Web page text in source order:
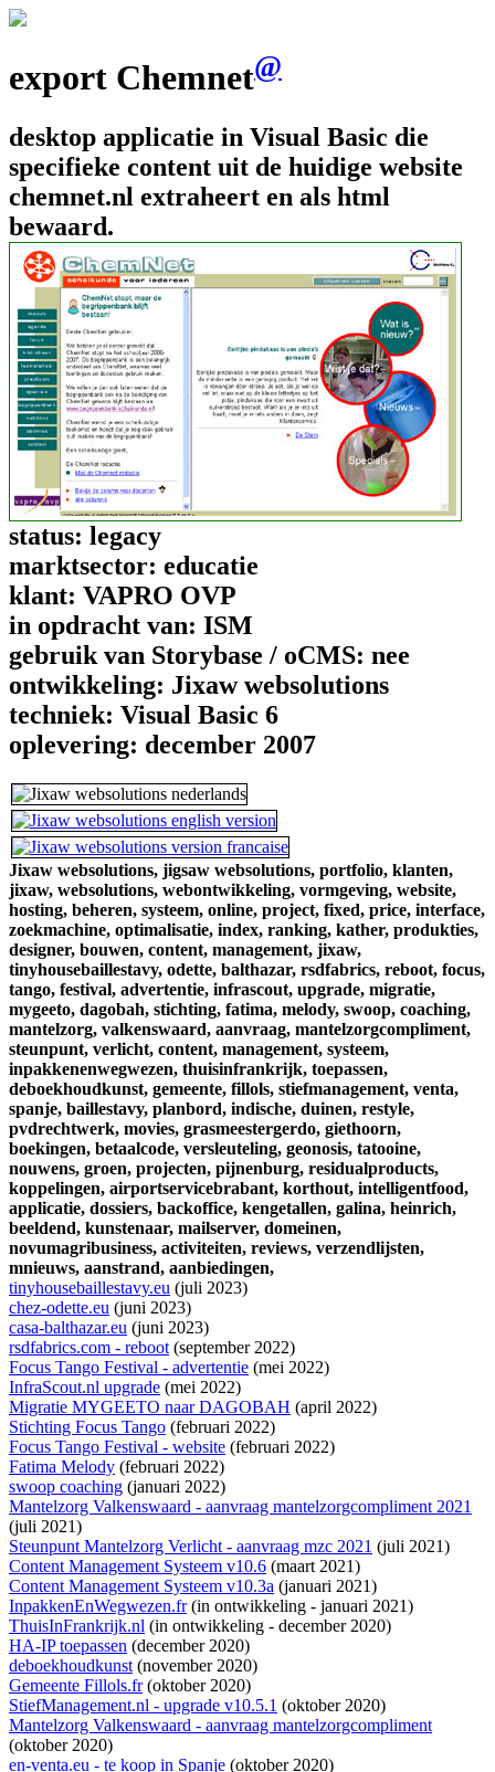
export Chemnet@
desktop applicatie in Visual Basic die
specifieke content uit de huidige website
chemnet.nl extraheert en als html
bewaard.
status: legacy
marktsector: educatie
klant: VAPRO OVP
in opdracht van: ISM
gebruik van Storybase / oCMS: nee
ontwikkeling: Jixaw websolutions
techniek: Visual Basic 6
oplevering: december 2007
Jixaw websolutions, jigsaw websolutions, portfolio, klanten,
jixaw, websolutions, webontwikkeling, vormgeving, website,
hosting, beheren, systeem, online, project, fixed, price, interface,
zoekmachine, optimalisatie, index, ranking, kather, produkties,
designer, bouwen, content, management, jixaw,
tinyhousebaillestavy, odette, balthazar, rsdfabrics, reboot, focus,
tango, festival, advertentie, infrascout, upgrade, migratie,
mygeeto, dagobah, stichting, fatima, melody, swoop, coaching,
mantelzorg, valkenswaard, aanvraag, mantelzorgcompliment,
steunpunt, verlicht, content, management, systeem,
inpakkenenwegwezen, thuisinfrankrijk, toepassen,
deboekhoudkunst, gemeente, fillols, stiefmanagement, venta,
spanje, baillestavy, planbord, indische, duinen, restyle,
pvdrechtwerk, movies, grasmeestergerdo, giethoorn,
boekingen, betaalcode, versleuteling, geonosis, tatooine,
nouwens, groen, projecten, pijnenburg, residualproducts,
koppelingen, airportservicebrabant, korthout, intelligentfood,
applicatie, dossiers, backoffice, kengetallen, galina, heinrich,
beeldend, kunstenaar, mailserver, domeinen,
novumagribusiness, activiteiten, reviews, verzendlijsten,
mnieuws, aanstrand, aanbiedingen,
tinyhousebaillestavy.eu (juli 2023)
chez-odette.eu (juni 2023)
casa-balthazar.eu (juni 2023)
rsdfabrics.com - reboot(september 2022)
Focus Tango Festival - advertentie (mei 2022)
InfraScout.nl upgrade (mei 2022)
Migratie MYGEETO naar DAGOBAH (april 2022)
Stichting Focus Tango (februari 2022)
Focus Tango Festival - website (februari 2022)
Fatima Melody (februari 2022)
swoop coaching (januari 2022)
Mantelzorg Valkenswaard - aanvraag mantelzorgcompliment 2021
(juli 2021)
Steunpunt Mantelzorg Verlicht - aanvraag mzc 2021 (juli 2021)
Content Management Systeem v10.6 (maart 2021)
Content Management Systeem v10.3a (januari 2021)
InpakkenEnWegwezen.fr(in ontwikkeling - januari 2021)
ThuisInFrankrijk.nl (in ontwikkeling - december 2020)
HA-IP toepassen (december 2020)
deboekhoudkunst(november 2020)
Gemeente Fillols.fr(oktober 2020)
StiefManagement.nl - upgrade v10.5.1 (oktober 2020)
Mantelzorg Valkenswaard - aanvraag mantelzorgcompliment
(oktober 2020)
en-venta.eu - te koop in Spanje (oktober 2020)